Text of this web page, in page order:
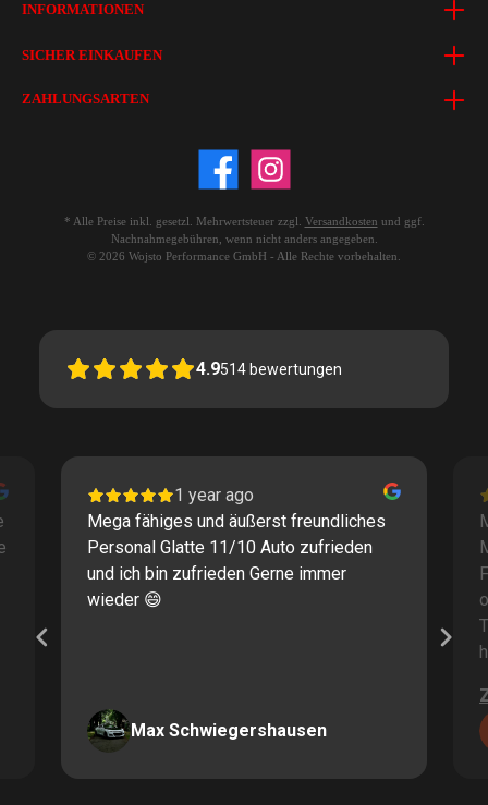
INFORMATIONEN
SICHER EINKAUFEN
ZAHLUNGSARTEN
* Alle Preise inkl. gesetzl. Mehrwertsteuer zzgl. Versandkosten und ggf.
Nachnahmegebühren, wenn nicht anders angegeben.
© 2026 Wojsto Performance GmbH - Alle Rechte vorbehalten.
4.9514 bewertungen
1 year ago
Mega fähiges und äußerst freundliches
Personal Glatte 11/10 Auto zufrieden
und ich bin zufrieden Gerne immer
wieder 😄
Max Schwiegershausen